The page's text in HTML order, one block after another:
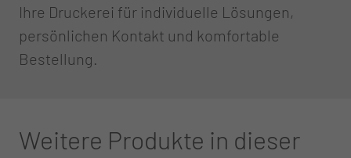
Ihre Druckerei für individuelle Lösungen,
persönlichen Kontakt und komfortable
Bestellung.
Weitere Produkte in dieser